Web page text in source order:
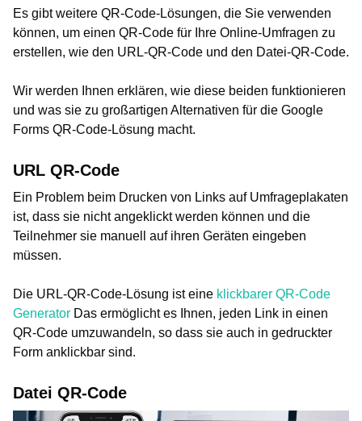
Es gibt weitere QR-Code-Lösungen, die Sie verwenden
können, um einen QR-Code für Ihre Online-Umfragen zu
erstellen, wie den URL-QR-Code und den Datei-QR-Code.
Wir werden Ihnen erklären, wie diese beiden funktionieren
und was sie zu großartigen Alternativen für die Google
Forms QR-Code-Lösung macht.
URL QR-Code
Ein Problem beim Drucken von Links auf Umfrageplakaten
ist, dass sie nicht angeklickt werden können und die
Teilnehmer sie manuell auf ihren Geräten eingeben
müssen.
Die URL-QR-Code-Lösung ist eine klickbarer QR-Code
Generator Das ermöglicht es Ihnen, jeden Link in einen
QR-Code umzuwandeln, so dass sie auch in gedruckter
Form anklickbar sind.
Datei QR-Code